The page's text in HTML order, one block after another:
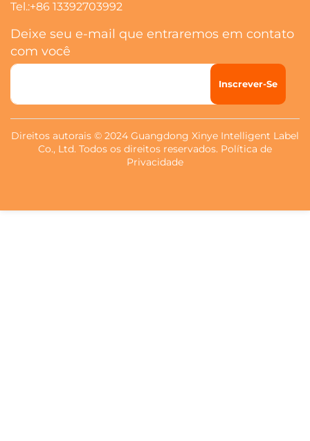
Tel.:+86 13392703992
Deixe seu e-mail que entraremos em contato
com você
Inscrever-Se
Direitos autorais © 2024 Guangdong Xinye Intelligent Label
Co., Ltd. Todos os direitos reservados. Política de
Privacidade